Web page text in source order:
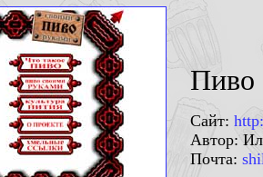
Пиво
Сайт:
Автор:
Почта: